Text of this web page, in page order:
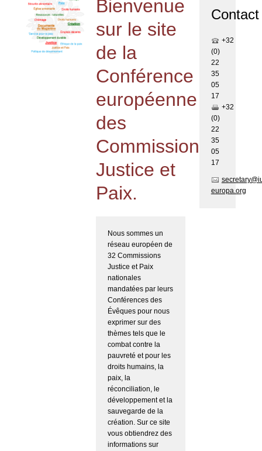
Bienvenue
sur le site
de la
Conférence
européenne
des
Commissions
Justice et
Paix.
Nous sommes un
réseau européen de
32 Commissions
Justice et Paix
nationales
mandatées par leurs
Conférences des
Évêques pour nous
exprimer sur des
thèmes tels que le
combat contre la
pauvreté et pour les
droits humains, la
paix, la
réconciliation, le
développement et la
sauvegarde de la
création. Sur ce site
vous obtiendrez des
informations sur
Contact
+32
(0)
22
35
05
17
+32
(0)
22
35
05
17
europa.org